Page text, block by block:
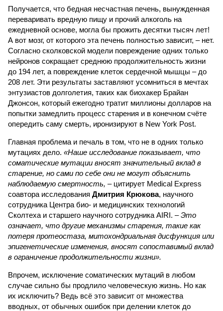
Получается, что бедная несчастная печень, вынужденная
переваривать вредную пищу и прочий алкоголь на
ежедневной основе, могла бы прожить десятки тысяч лет!
А вот мозг, от которого эта печень полностью зависит, – нет.
Согласно сколковской модели повреждение одних только
нейронов сокращает среднюю продолжительность жизни
до 194 лет, а повреждение клеток сердечной мышцы – до
208 лет. Эти результаты заставляют усомниться в мечтах
энтузиастов долголетия, таких как биохакер Брайан
Джонсон, который ежегодно тратит миллионы долларов на
попытки замедлить процесс старения и в конечном счёте
опередить саму смерть, иронизируют в New York Post.
Главная проблема и печаль в том, что не в одних только
мутациях дело. «Наше исследование показывает, что
соматические мутации вносят значительный вклад в
старение, но сами по себе они не могут объяснить
наблюдаемую смертность, –цитирует Medical Express
соавтора исследования Дмитрия Крюкова, научного
сотрудника Центра био- и медицинских технологий
Сколтеха и старшего научного сотрудника AIRI. –Это
означает, что другие механизмы старения, такие как
потеря протеостаза, митохондриальная дисфункция или
эпигенетические изменения, вносят сопоставимый вклад
в ограничение продолжительности жизни».
Впрочем, исключение соматических мутаций в любом
случае сильно бы продлило человеческую жизнь. Но как
их исключить? Ведь всё это зависит от множества
вводных, от обычных ошибок при делении клеток до